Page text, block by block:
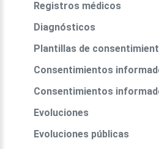
Registros médicos
Diagnósticos
Plantillas de
Consentimientos
Consentimientos
Evoluciones
Evoluciones públicas